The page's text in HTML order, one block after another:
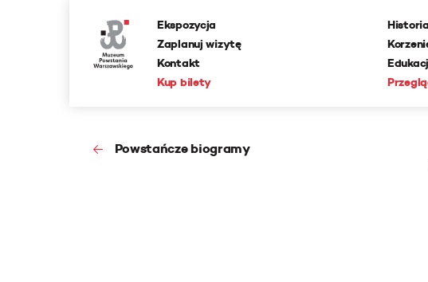
Ekspozycja
Zaplanuj wizytę
Kontakt
Kup bilety
Historia
Powstańcze biogramy